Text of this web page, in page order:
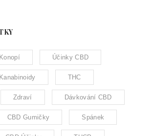
Konopí Účinky CBD
Kanabinoidy THC
Zdraví Dávkování CBD
CBD Gumičky Spánek